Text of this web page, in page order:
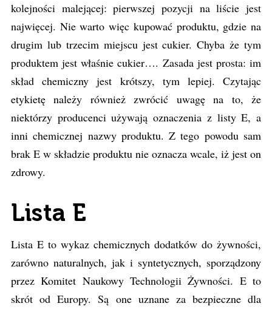
kolejności malejącej: pierwszej pozycji na liście jest
najwięcej. Nie warto więc kupować produktu, gdzie na
drugim lub trzecim miejscu jest cukier. Chyba że tym
produktem jest właśnie cukier…. Zasada jest prosta: im
skład chemiczny jest krótszy, tym lepiej. Czytając
etykietę należy również zwrócić uwagę na to, że
niektórzy producenci używają oznaczenia z listy E, a
inni chemicznej nazwy produktu. Z tego powodu sam
brak E w składzie produktu nie oznacza wcale, iż jest on
zdrowy.
Lista E
Lista E to wykaz chemicznych dodatków do żywności,
zarówno naturalnych, jak i syntetycznych, sporządzony
przez Komitet Naukowy Technologii Żywności. E to
skrót od Europy. Są one uznane za bezpieczne dla